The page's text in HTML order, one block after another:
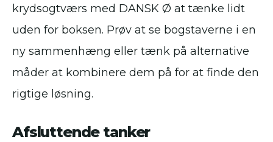
krydsogtværs med DANSK Ø at tænke lidt
uden for boksen. Prøv at se bogstaverne i en
ny sammenhæng eller tænk på alternative
måder at kombinere dem på for at finde den
rigtige løsning.
Afsluttende tanker